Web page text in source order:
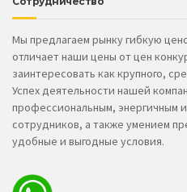
Мы предлагаем рынку гибкую
отличает наши цены от цен
заинтересовать как крупного,
Успех деятельности нашей
профессиональным, энергичным
сотрудников, а также умением
удобные и выгодные условия.